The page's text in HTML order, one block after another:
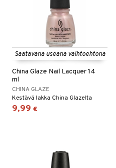
Saatavana useana vaihtoehtona
China Glaze Nail Lacquer 14
ml
CHINA GLAZE
Kestävä lakka China Glazelta
9,99 €